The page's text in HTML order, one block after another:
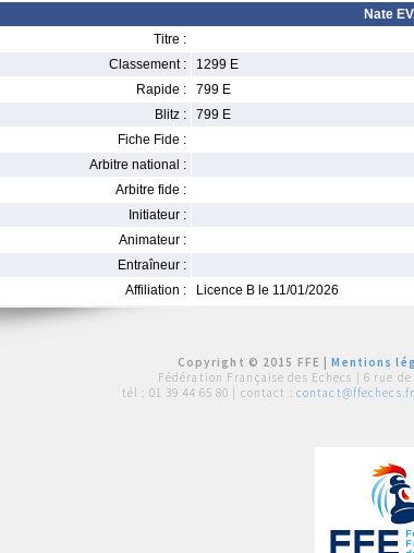
Nate
Titre :
Classement :
1299 E
Rapide :
799 E
Blitz :
799 E
Fiche Fide :
Arbitre national :
Arbitre fide :
Initiateur :
Animateur :
Entraîneur :
Affiliation :
Licence B le 11/01/2026
Copyright © 2015 FFE |Mentions
Fédération Française des Echecs | 6 rue de
tél : 01 39 44 65 80 | contact : contact@ffechecs.fr